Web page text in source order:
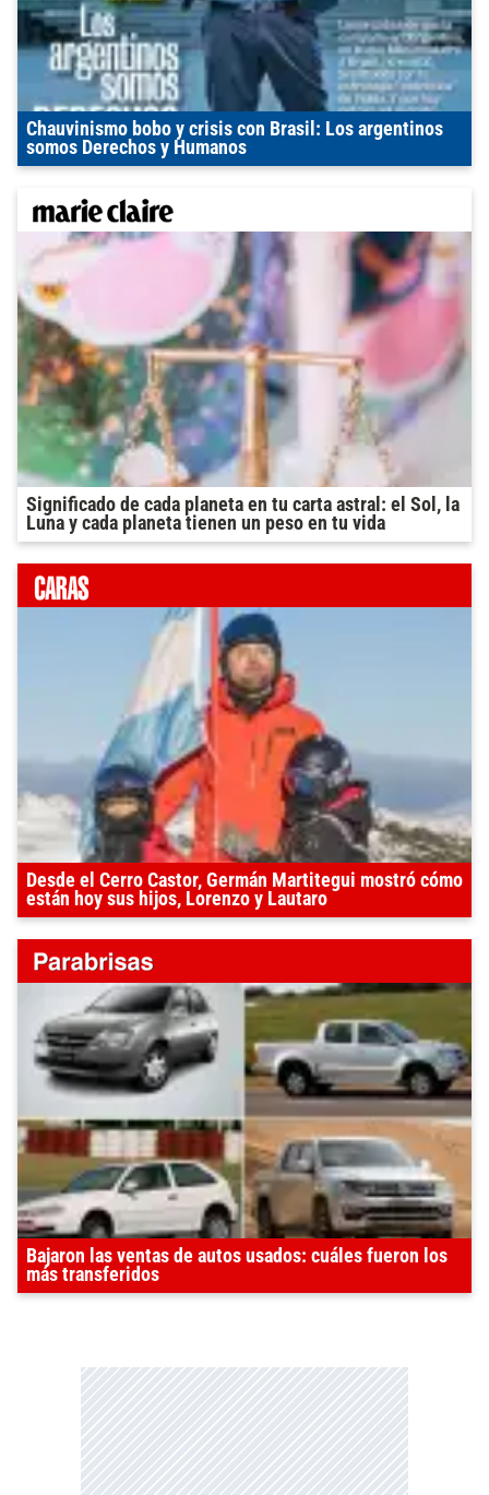
Chauvinismo bobo y crisis con Brasil: Los argentinos
somos Derechos y Humanos
Significado de cada planeta en tu carta astral: el Sol, la
Luna y cada planeta tienen un peso en tu vida
Desde el Cerro Castor, Germán Martitegui mostró cómo
están hoy sus hijos, Lorenzo y Lautaro
Bajaron las ventas de autos usados: cuáles fueron los
más transferidos